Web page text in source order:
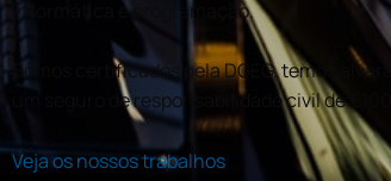
informática e programação.
Somos certificados pela DGEG, temos
um seguro de responsabilidade civil de
Veja os nossos trabalhos